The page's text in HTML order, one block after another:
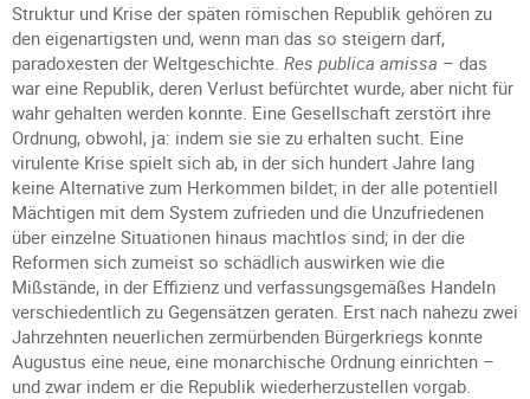
Struktur und Krise der späten römischen Republik gehören zu
den eigenartigsten und, wenn man das so steigern darf,
paradoxesten der Weltgeschichte. Res publica amissa – das
war eine Republik, deren Verlust befürchtet wurde, aber nicht für
wahr gehalten werden konnte. Eine Gesellschaft zerstört ihre
Ordnung, obwohl, ja: indem sie sie zu erhalten sucht. Eine
virulente Krise spielt sich ab, in der sich hundert Jahre lang
keine Alternative zum Herkommen bildet; in der alle potentiell
Mächtigen mit dem System zufrieden und die Unzufriedenen
über einzelne Situationen hinaus machtlos sind; in der die
Reformen sich zumeist so schädlich auswirken wie die
Mißstände, in der Effizienz und verfassungsgemäßes Handeln
verschiedentlich zu Gegensätzen geraten. Erst nach nahezu zwei
Jahrzehnten neuerlichen zermürbenden Bürgerkriegs konnte
Augustus eine neue, eine monarchische Ordnung einrichten –
und zwar indem er die Republik wiederherzustellen vorgab.